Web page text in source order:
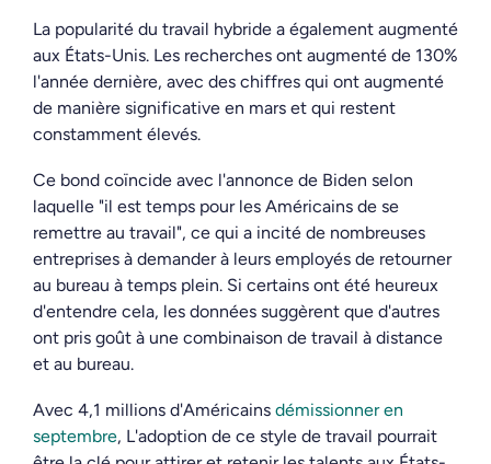
La popularité du travail hybride a également augmenté
aux États-Unis. Les recherches ont augmenté de 130%
l'année dernière, avec des chiffres qui ont augmenté
de manière significative en mars et qui restent
constamment élevés.
Ce bond coïncide avec l'annonce de Biden selon
laquelle "il est temps pour les Américains de se
remettre au travail", ce qui a incité de nombreuses
entreprises à demander à leurs employés de retourner
au bureau à temps plein. Si certains ont été heureux
d'entendre cela, les données suggèrent que d'autres
ont pris goût à une combinaison de travail à distance
et au bureau.
Avec 4,1 millions d'Américains démissionner en
septembre, L'adoption de ce style de travail pourrait